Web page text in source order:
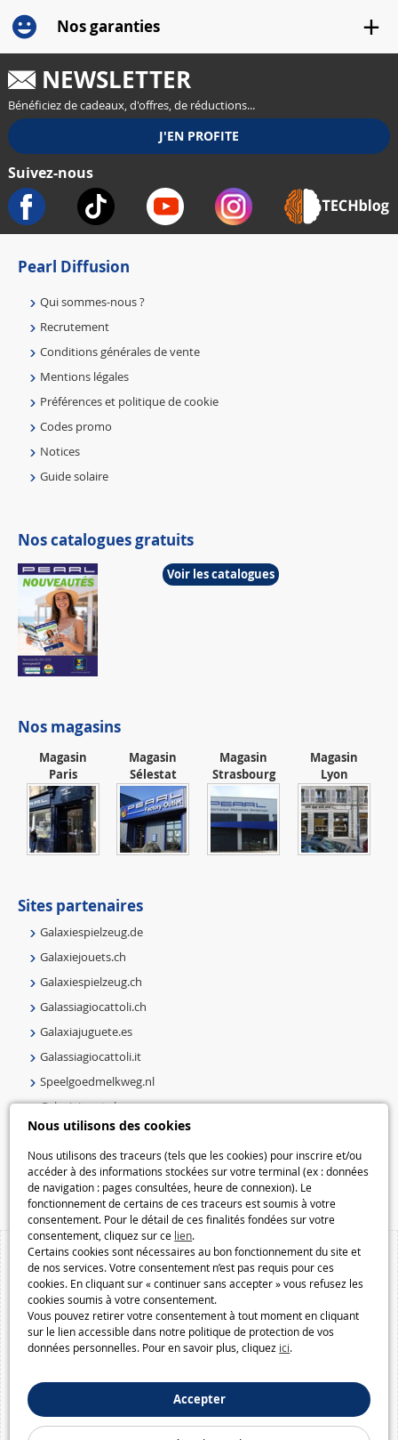
Nous utilisons des cookies
Nous utilisons des traceurs (tels que les cookies) pour inscrire et/ou
accéder à des informations stockées sur votre terminal (ex : données
de navigation : pages consultées, heure de connexion). Le
fonctionnement de certains de ces traceurs est soumis à votre
consentement. Pour le détail de ces finalités fondées sur votre
consentement, cliquez sur ce lien.
Certains cookies sont nécessaires au bon fonctionnement du site et
de nos services. Votre consentement n’est pas requis pour ces
cookies. En cliquant sur « continuer sans accepter » vous refusez les
cookies soumis à votre consentement.
Vous pouvez retirer votre consentement à tout moment en cliquant
sur le lien accessible dans notre politique de protection de vos
données personnelles. Pour en savoir plus, cliquez ici.
Accepter
Nos garanties
NEWSLETTER
Bénéficiez de cadeaux, d'offres, de réductions...
Suivez-nous
Pearl Diffusion
Qui sommes-nous ?
Recrutement
Conditions générales de vente
Mentions légales
Préférences et politique de cookie
Codes promo
Notices
Guide solaire
Nos catalogues gratuits
Voir les catalogues
Nos magasins
Magasin
Paris
Magasin
Sélestat
Magasin
Strasbourg
Magasin
Lyon
Sites partenaires
Galaxiespielzeug.de
Galaxiejouets.ch
Galaxiespielzeug.ch
Galassiagiocattoli.ch
Galaxiajuguete.es
Galassiagiocattoli.it
Speelgoedmelkweg.nl
Galaxiejouets.be
Galaxiespielzeug.be
Speelgoedmelkweg.be
Macway.com